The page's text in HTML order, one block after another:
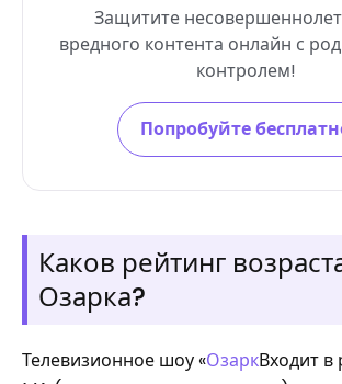
Защитите
вредного контента онлайн с
контролем!
Попробуйте
Каков рейтинг
Озарка?
Телевизионное шоу «ОзаркВходит в